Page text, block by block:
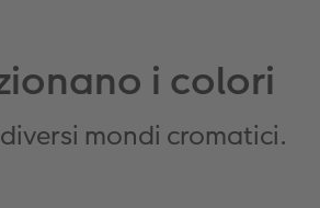
i colori
mondi cromatici.